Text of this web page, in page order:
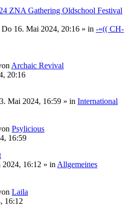
ZNA Gathering Oldschool Festival
Do 16. Mai 2024, 20:16 » in -«(( CH-
Archaic Revival
20:16
Mai 2024, 16:59 » in International
Psylicious
16:59
2024, 16:12 » in Allgemeines
Laila
16:12